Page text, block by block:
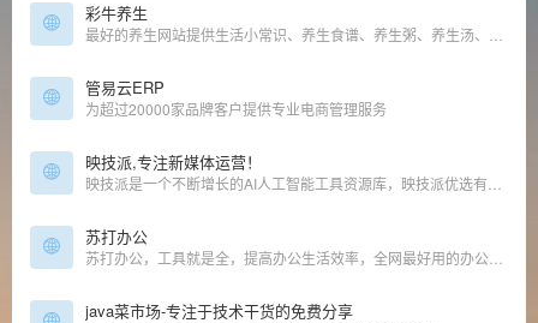
彩牛养生
管易云ERP
为超过20000家品牌客户提供专业电商管理服务
映技派,专注新媒体运营！
苏打办公
java菜市场-专注于技术干货的免费分享